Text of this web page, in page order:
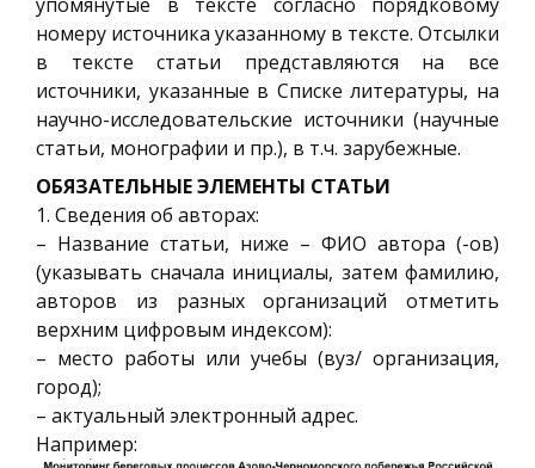
номеру источника указанному в тексте. Отсылки
в тексте статьи представляются на все
источники, указанные в Списке литературы, на
научно-исследовательские источники (научные
статьи, монографии и пр.), в т.ч. зарубежные.
ОБЯЗАТЕЛЬНЫЕ ЭЛЕМЕНТЫ СТАТЬИ
1. Сведения об авторах:
– Название статьи, ниже – ФИО автора (-ов)
(указывать сначала инициалы, затем фамилию,
авторов из разных организаций отметить
верхним цифровым индексом):
– место работы или учебы (вуз/ организация,
город);
– актуальный электронный адрес.
Например: